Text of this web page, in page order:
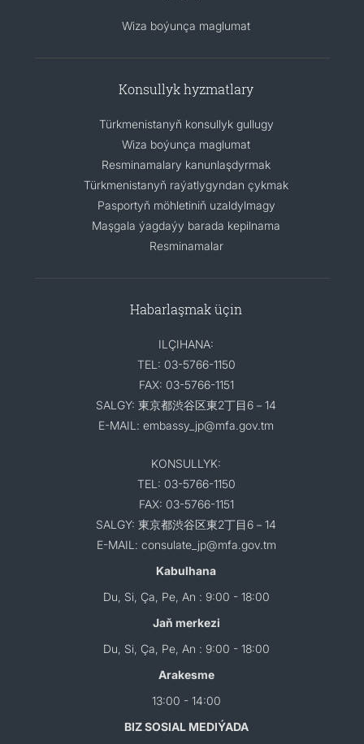
Wiza boýunça maglumat
Konsullyk hyzmatlary
Türkmenistanyň konsullyk gullugy
Wiza boýunça maglumat
Resminamalary kanunlaşdyrmak
Türkmenistanyň raýatlygyndan çykmak
Pasportyň möhletiniň uzaldylmagy
Maşgala ýagdaýy barada kepilnama
Resminamalar
Habarlaşmak üçin
ILÇIHANA:
TEL: 03-5766-1150
FAX: 03-5766-1151
SALGY: 東京都渋谷区東2丁目6－14
E-MAIL: embassy_jp@mfa.gov.tm
KONSULLYK:
TEL: 03-5766-1150
FAX: 03-5766-1151
SALGY: 東京都渋谷区東2丁目6－14
E-MAIL: consulate_jp@mfa.gov.tm
Kabulhana
Du, Si, Ça, Pe, An : 9:00 - 18:00
Jaň merkezi
Du, Si, Ça, Pe, An : 9:00 - 18:00
Arakesme
13:00 - 14:00
BIZ SOSIAL MEDIÝADA